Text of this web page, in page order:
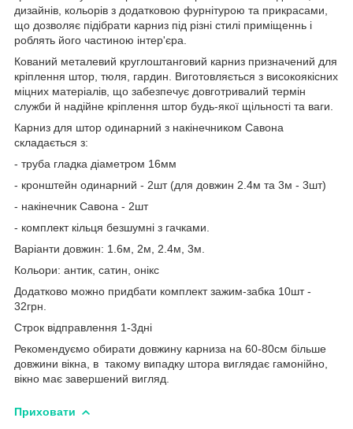
дизайнів, кольорів з додатковою фурнітурою та прикрасами,
що дозволяє підібрати карниз під різні стилі приміщеннь і
роблять його частиною інтер'єра.
Кований металевий круглоштанговий карниз призначений для
кріплення штор, тюля, гардин. Виготовляється з високоякісних
міцних матеріалів, що забезпечує довготривалий термін
служби й надійне кріплення штор будь-якої щільності та ваги.
Карниз для штор одинарний з накінечником Савона
складається з:
- труба гладка діаметром 16мм
- кронштейн одинарний - 2шт (для довжин 2.4м та 3м - 3шт)
- накінечник Савона - 2шт
- комплект кільця безшумні з гачками.
Варіанти довжин: 1.6м, 2м, 2.4м, 3м.
Кольори: антик, сатин, онікс
Додатково можно придбати комплект зажим-забка 10шт -
32грн.
Строк відправлення 1-3дні
Рекомендуємо обирати довжину карниза на 60-80см більше
довжини вікна, в такому випадку штора виглядає гамонійно,
вікно має завершений вигляд.
Приховати